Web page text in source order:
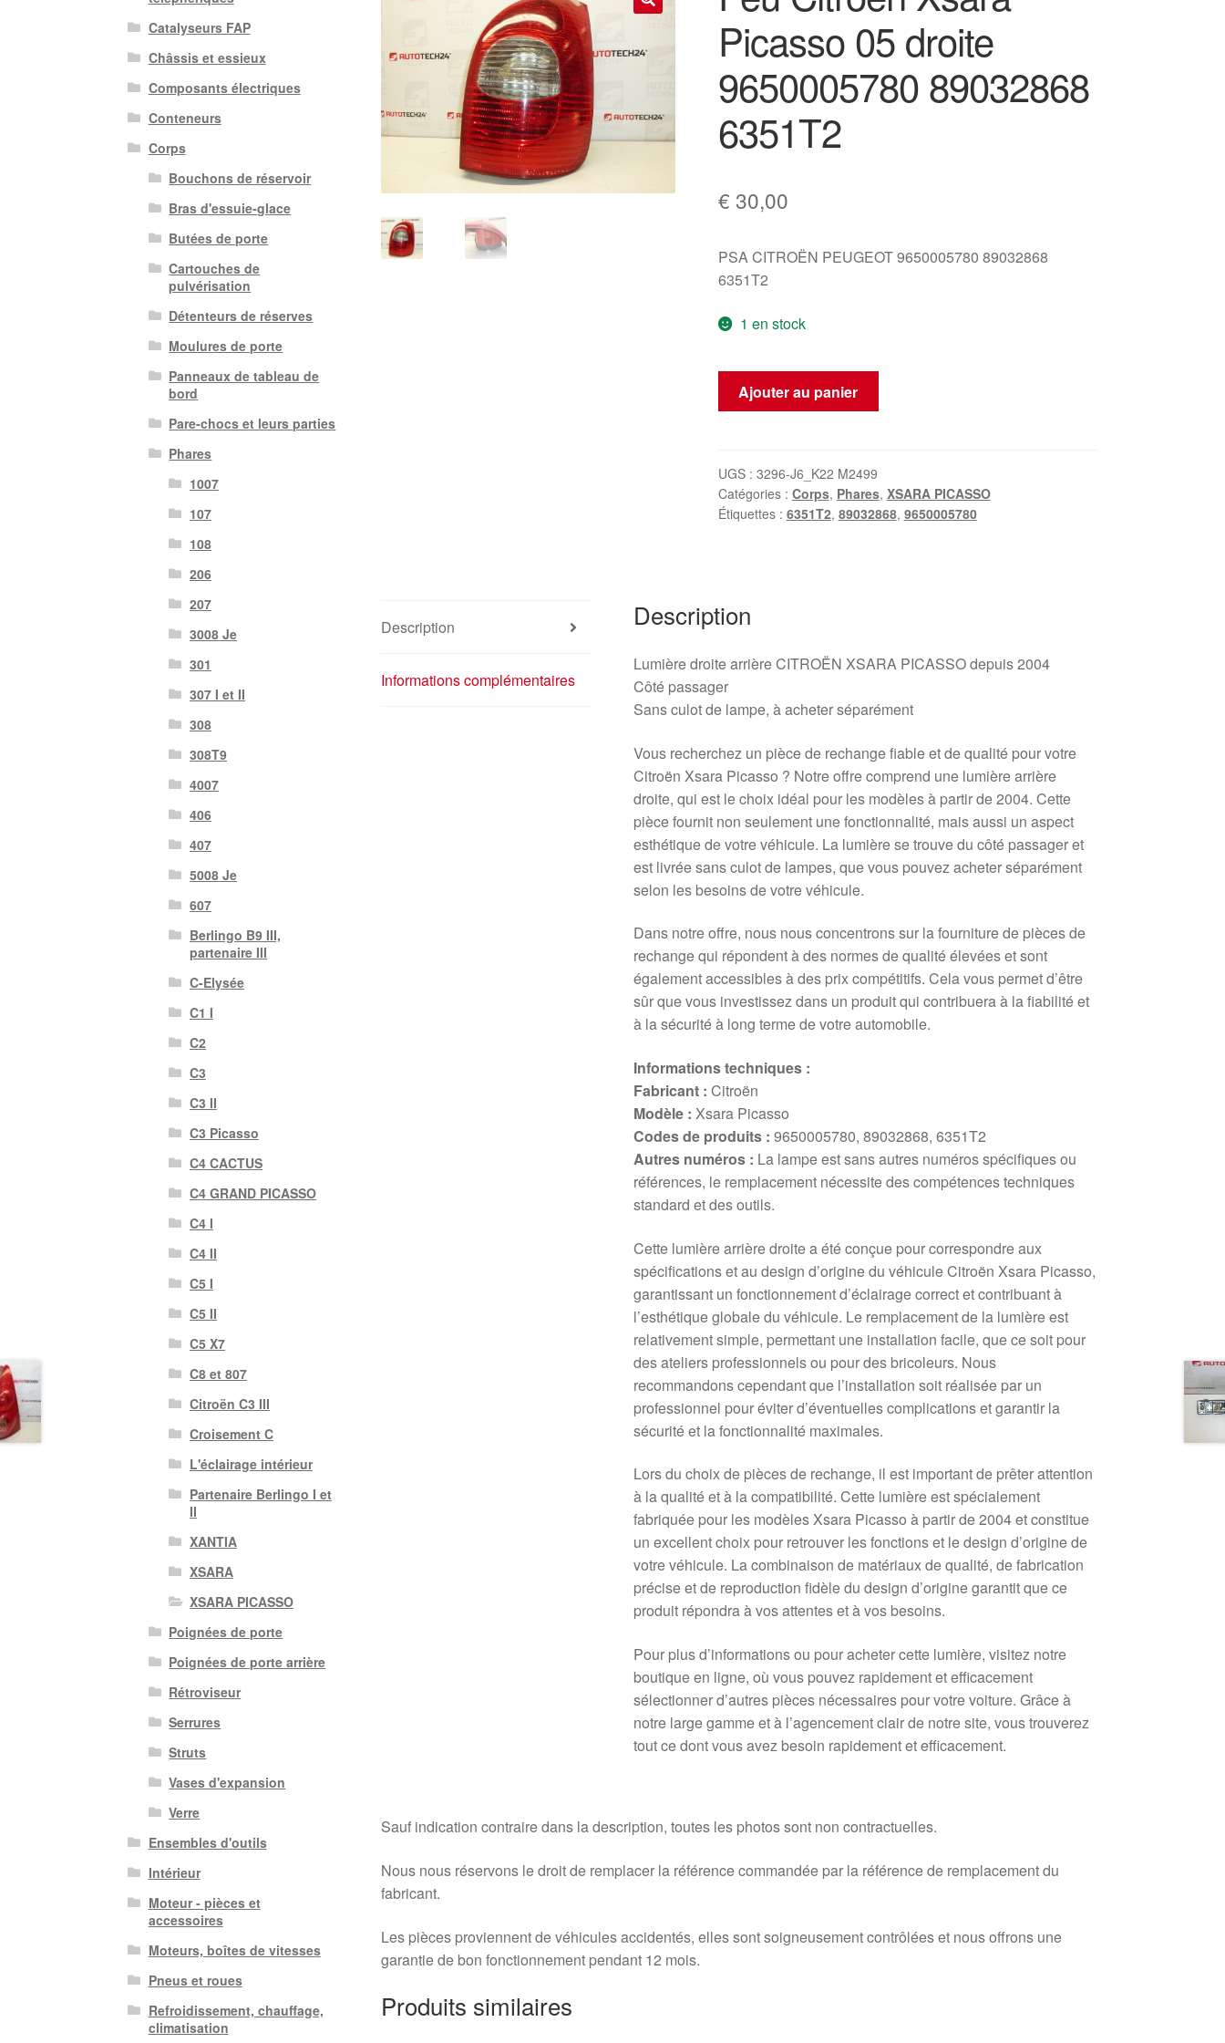
Picasso 05 droite
9650005780 89032868
6351T2
€ 30,00
PSA CITROËN PEUGEOT 9650005780 89032868
6351T2
1 en stock
quantité
Xsara
Picasso
05
6351T2
Ajouter au panier
UGS : 3296-J6_K22 M2499
Catégories : Corps, Phares, XSARA PICASSO
Étiquettes : 6351T2, 89032868, 9650005780
Description
Informations complémentaires
Description
Lumière droite arrière CITROËN XSARA PICASSO depuis 2004
Côté passager
Sans culot de lampe, à acheter séparément
Vous recherchez un pièce de rechange fiable et de qualité pour votre
Citroën Xsara Picasso ? Notre offre comprend une lumière arrière
droite, qui est le choix idéal pour les modèles à partir de 2004. Cette
pièce fournit non seulement une fonctionnalité, mais aussi un aspect
esthétique de votre véhicule. La lumière se trouve du côté passager et
est livrée sans culot de lampes, que vous pouvez acheter séparément
selon les besoins de votre véhicule.
Dans notre offre, nous nous concentrons sur la fourniture de pièces de
rechange qui répondent à des normes de qualité élevées et sont
également accessibles à des prix compétitifs. Cela vous permet d’être
sûr que vous investissez dans un produit qui contribuera à la fiabilité et
à la sécurité à long terme de votre automobile.
Informations techniques :
Fabricant : Citroën
Modèle : Xsara Picasso
Codes de produits : 9650005780, 89032868, 6351T2
Autres numéros : La lampe est sans autres numéros spécifiques ou
références, le remplacement nécessite des compétences techniques
standard et des outils.
Cette lumière arrière droite a été conçue pour correspondre aux
spécifications et au design d’origine du véhicule Citroën Xsara Picasso,
garantissant un fonctionnement d’éclairage correct et contribuant à
l’esthétique globale du véhicule. Le remplacement de la lumière est
relativement simple, permettant une installation facile, que ce soit pour
des ateliers professionnels ou pour des bricoleurs. Nous
recommandons cependant que l’installation soit réalisée par un
professionnel pour éviter d’éventuelles complications et garantir la
sécurité et la fonctionnalité maximales.
Lors du choix de pièces de rechange, il est important de prêter attention
à la qualité et à la compatibilité. Cette lumière est spécialement
fabriquée pour les modèles Xsara Picasso à partir de 2004 et constitue
un excellent choix pour retrouver les fonctions et le design d’origine de
votre véhicule. La combinaison de matériaux de qualité, de fabrication
précise et de reproduction fidèle du design d’origine garantit que ce
produit répondra à vos attentes et à vos besoins.
Pour plus d’informations ou pour acheter cette lumière, visitez notre
boutique en ligne, où vous pouvez rapidement et efficacement
sélectionner d’autres pièces nécessaires pour votre voiture. Grâce à
notre large gamme et à l’agencement clair de notre site, vous trouverez
tout ce dont vous avez besoin rapidement et efficacement.
Sauf indication contraire dans la description, toutes les photos sont non contractuelles.
Nous nous réservons le droit de remplacer la référence commandée par la référence de remplacement du
fabricant.
Les pièces proviennent de véhicules accidentés, elles sont soigneusement contrôlées et nous offrons une
garantie de bon fonctionnement pendant 12 mois.
Produits similaires
Catalyseurs FAP
Châssis et essieux
Composants électriques
Conteneurs
Corps
Bouchons de réservoir
Bras d'essuie-glace
Butées de porte
Cartouches de
pulvérisation
Détenteurs de réserves
Moulures de porte
Panneaux de tableau de
bord
Pare-chocs et leurs parties
Phares
1007
107
108
206
207
3008 Je
301
307 I et II
308
308T9
4007
406
407
5008 Je
607
Berlingo B9 III,
partenaire III
C-Elysée
C1 I
C2
C3
C3 II
C3 Picasso
C4 CACTUS
C4 GRAND PICASSO
C4 I
C4 II
C5 I
C5 II
C5 X7
C8 et 807
Citroën C3 III
Croisement C
L'éclairage intérieur
Partenaire Berlingo I et
II
XANTIA
XSARA
XSARA PICASSO
Poignées de porte
Poignées de porte arrière
Rétroviseur
Serrures
Struts
Vases d'expansion
Verre
Ensembles d'outils
Intérieur
Moteur - pièces et
accessoires
Moteurs, boîtes de vitesses
Pneus et roues
Refroidissement, chauffage,
climatisation